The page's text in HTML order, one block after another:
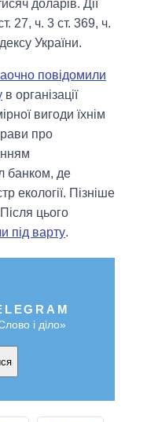
доларів. Дії
27, ч. 3 ст. 369, ч.
України.
повідомили
в організації
вигоди їхнім
про
банком, де
екології. Пізніше
цього
під варту.
і діло»